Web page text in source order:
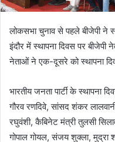
लोकसभा चुनाव से पहले बीजेपी ने
इंदौर में स्थापना दिवस पर
नेताओं ने एक-दूसरे को स्थापना
भारतीय जनता पार्टी के स्थापना
गौरव रणदिवे, सांसद शंकर
रघुवंशी, कैबिनेट मंत्री तुलसी
गोपाल गोयल, संजय शुक्ला, मुद्रा